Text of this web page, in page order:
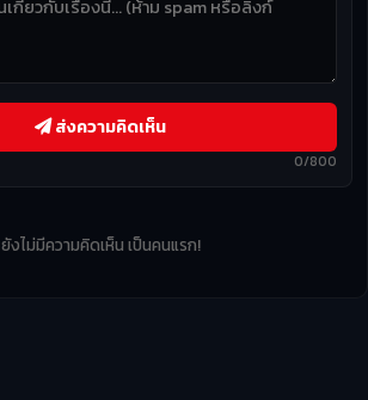
0/800
ส่งความคิดเห็น
ยังไม่มีความคิดเห็น เป็นคนแรก!